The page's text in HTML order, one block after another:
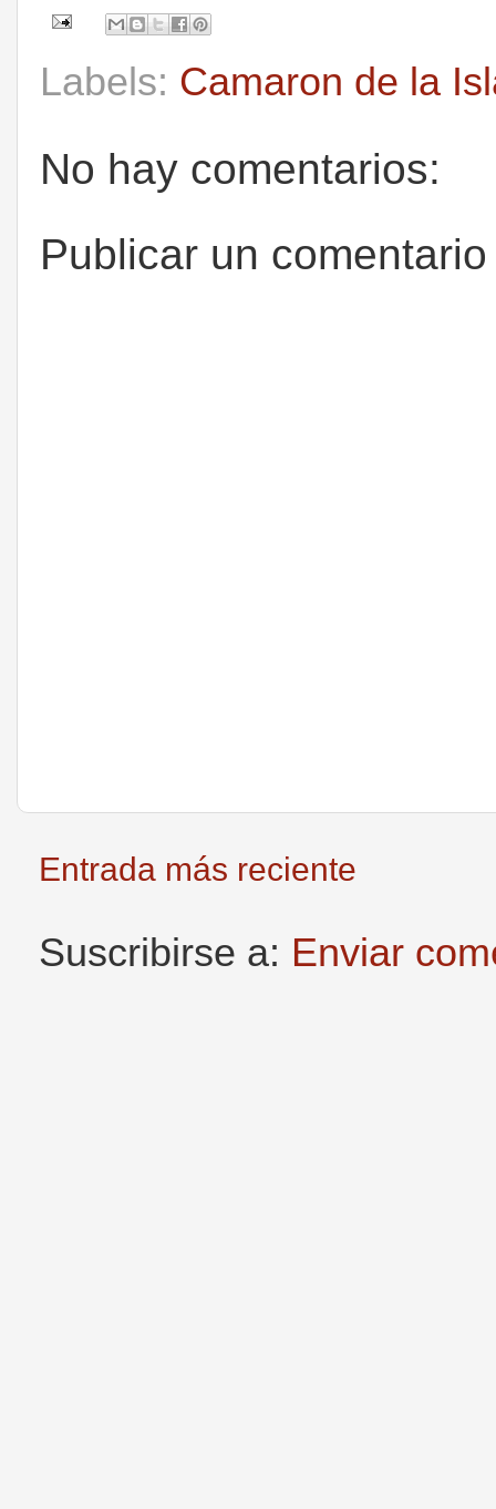
Labels: Camaron de la
No hay comentarios:
Publicar un comentario
Entrada más reciente
Suscribirse a: Enviar